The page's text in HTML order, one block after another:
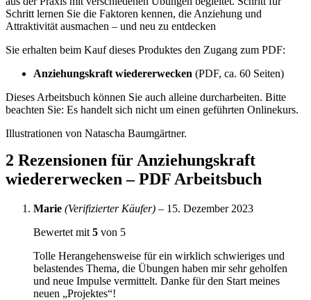
Schritt lernen Sie die Faktoren kennen, die Anziehung und
Attraktivität ausmachen – und neu zu entdecken
Sie erhalten beim Kauf dieses Produktes den Zugang zum PDF:
Anziehungskraft wiedererwecken (PDF, ca. 60 Seiten)
Dieses Arbeitsbuch können Sie auch alleine durcharbeiten. Bitte
beachten Sie: Es handelt sich nicht um einen geführten Onlinekurs.
Illustrationen von Natascha Baumgärtner.
2 Rezensionen für Anziehungskraft
wiedererwecken – PDF Arbeitsbuch
Marie (Verifizierter Käufer) – 15. Dezember 2023
Bewertet mit 5 von 5
Tolle Herangehensweise für ein wirklich schwieriges und
belastendes Thema, die Übungen haben mir sehr geholfen
und neue Impulse vermittelt. Danke für den Start meines
neuen „Projektes“!